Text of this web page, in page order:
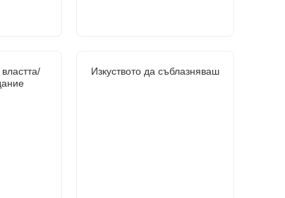
Изкуството да съблазняваш